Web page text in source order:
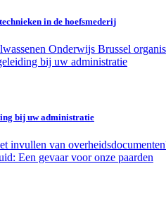
in de hoefsmederij
Onderwijs Brussel
bij uw administratie
invullen van